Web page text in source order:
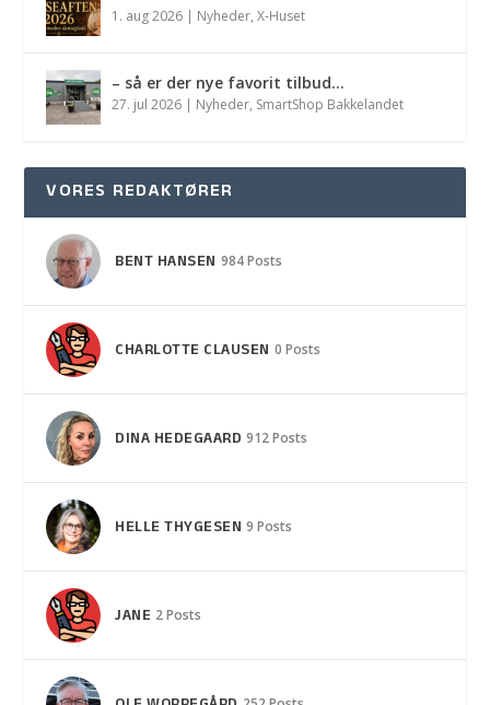
1. aug 2026 | Nyheder,X-Huset
– så er der nye favorit tilbud…
27. jul 2026 | Nyheder, SmartShop Bakkelandet
VORES REDAKTØRER
BENT HANSEN 984 Posts
CHARLOTTE CLAUSEN 0 Posts
DINA HEDEGAARD 912 Posts
HELLE THYGESEN 9 Posts
JANE 2 Posts